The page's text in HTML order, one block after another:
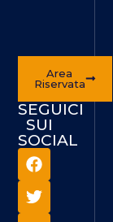
Area
Riservata
SEGUICI
SUI
SOCIAL